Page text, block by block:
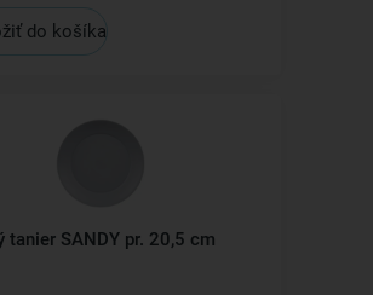
do košíka
tanier SANDY pr. 20,5 cm